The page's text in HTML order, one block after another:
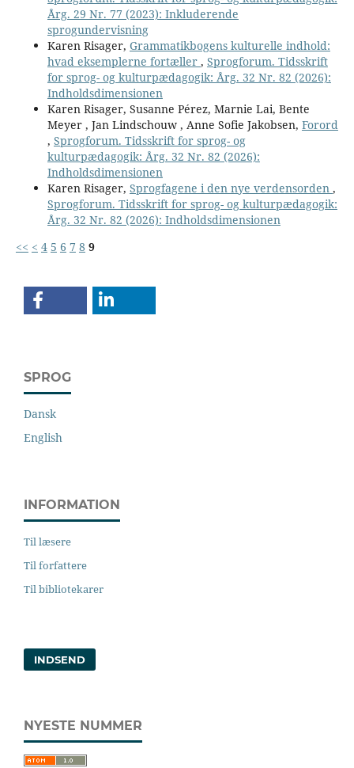
Årg. 29 Nr. 77 (2023): Inkluderende
sprogundervisning
Karen Risager, Grammatikbogens kulturelle indhold:
hvad eksemplerne fortæller , Sprogforum. Tidsskrift
for sprog- og kulturpædagogik: Årg. 32 Nr. 82 (2026):
Indholdsdimensionen
Karen Risager, Susanne Pérez, Marnie Lai, Bente
Meyer , Jan Lindschouw , Anne Sofie Jakobsen, Forord
, Sprogforum. Tidsskrift for sprog- og
kulturpædagogik: Årg. 32 Nr. 82 (2026):
Indholdsdimensionen
Karen Risager, Sprogfagene i den nye verdensorden ,
Sprogforum. Tidsskrift for sprog- og kulturpædagogik:
Årg. 32 Nr. 82 (2026): Indholdsdimensionen
<< < 4 5 6 7 8 9
SPROG
Dansk
English
INFORMATION
Til læsere
Til forfattere
Til bibliotekarer
INDSEND
NYESTE NUMMER